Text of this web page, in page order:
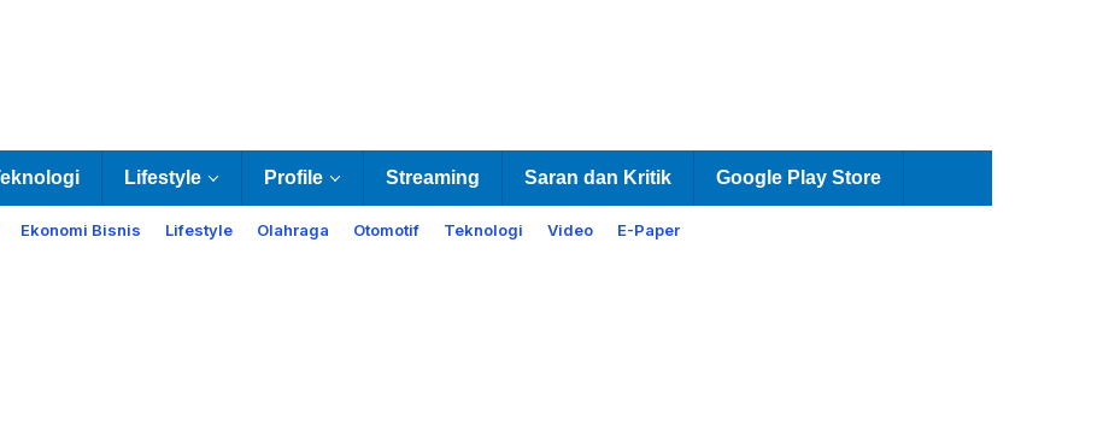
Lifestyle Profile Streaming Saran dan Kritik Google Play Store
Ekonomi Bisnis Lifestyle Olahraga Otomotif Teknologi Video E-Paper